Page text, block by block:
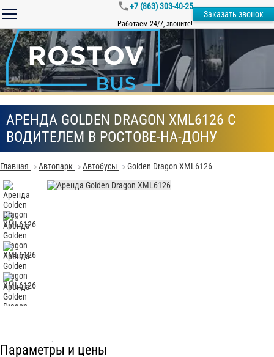
+7 (863) 303-40-25
Работаем 24/7, звоните!
Заказать звонок
АРЕНДА GOLDEN DRAGON XML6126 С
ВОДИТЕЛЕМ В РОСТОВЕ-НА-ДОНУ
Главная Автопарк Автобусы Golden Dragon XML6126
Параметры и цены